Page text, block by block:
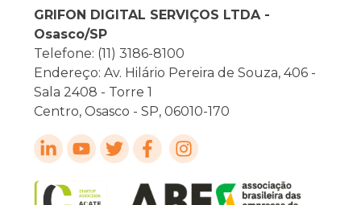
GRIFON DIGITAL SERVIÇOS LTDA -
Osasco/SP
Telefone: (11) 3186-8100
Endereço: Av. Hilário Pereira de Souza, 406 -
Sala 2408 - Torre 1
Centro, Osasco - SP, 06010-170